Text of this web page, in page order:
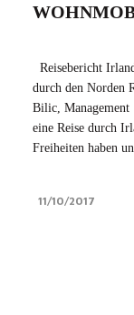
Reisebericht
durch den Norden
Bilic,
eine Reise durch
Freiheiten haben
11/10/2017